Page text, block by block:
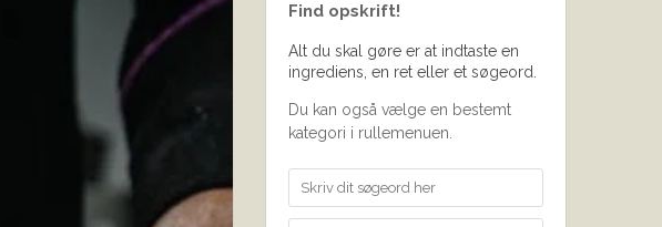
Find opskrift!
Alt du skal gøre er at indtaste en
ingrediens, en ret eller et søgeord.
Du kan også vælge en bestemt
kategori i rullemenuen.